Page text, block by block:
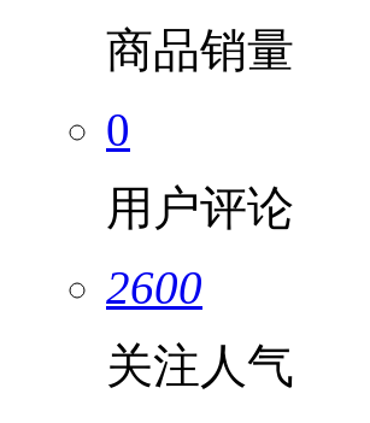
商品销量
0
用户评论
2600
关注人气